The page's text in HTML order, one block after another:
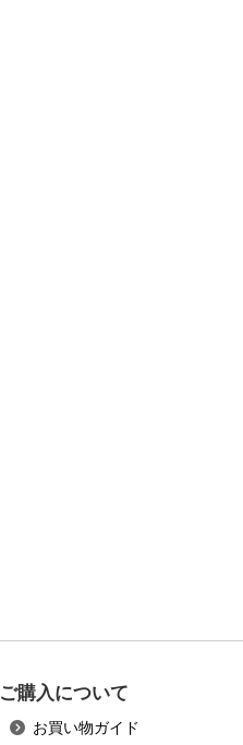
ご購入について
お買い物ガイド